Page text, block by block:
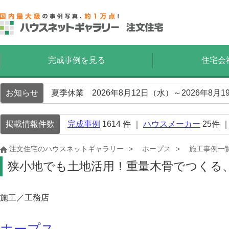
完成事例を見る 住宅会
お知らせ 夏季休業 2026年8月12日（水）～2026年8月
掲載情報件数 完成事例 1614 件 ｜ ハウスメーカー 25件
注文住宅のハウスネットギャラリー ホープス 施工事例一
狭小地でも土地活用！重量木骨でつくる
施工／工務店